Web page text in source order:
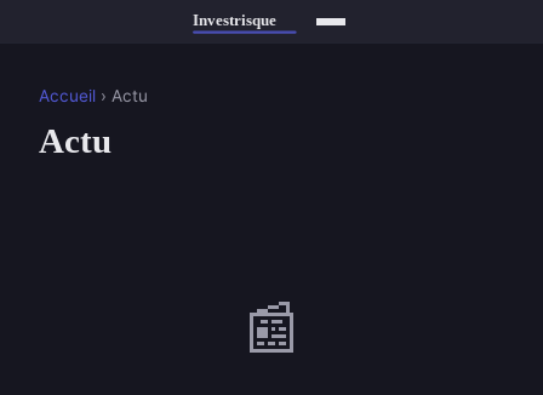
Accueil › Actu
Actu
📰